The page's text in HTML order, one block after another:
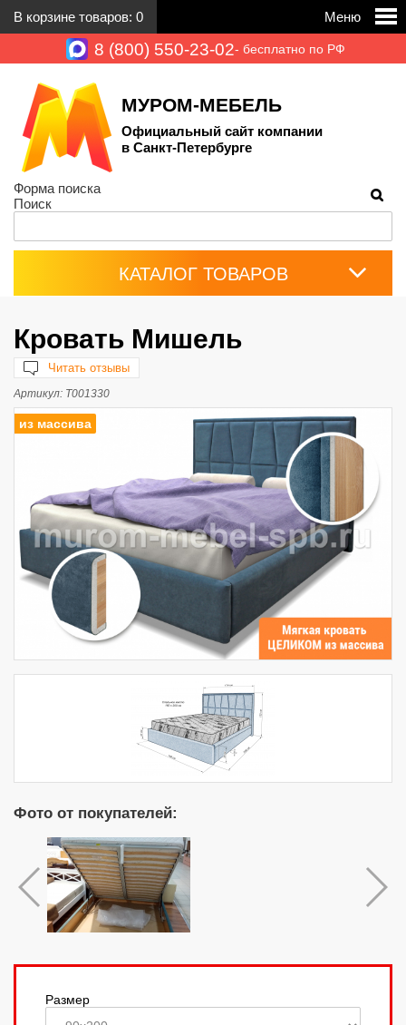
В корзине товаров: 0 Меню
8 (800) 550-23-02- бесплатно по РФ
МУРОМ-МЕБЕЛЬ
Официальный сайт компании
в Санкт-Петербурге
Форма поиска
Поиск
КАТАЛОГ ТОВАРОВ
Кровать Мишель
Читать отзывы
Артикул: Т001330
из массива
Фото от покупателей:
Размер